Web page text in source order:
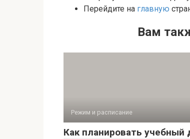
Перейдите на главную
Вам
Режим и расписание
Как планировать учебный